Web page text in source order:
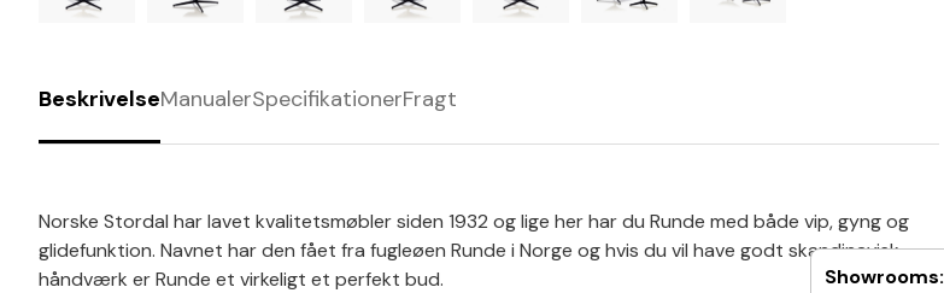
BeskrivelseManualerSpecifikationerFragt
Norske Stordal har lavet kvalitetsmøbler siden 1932 og lige her har du Runde med både vip, gyng og
glidefunktion. Navnet har den fået fra fugleøen Runde i Norge og hvis du vil have godt skandinavisk
håndværk er Runde et virkeligt et perfekt bud.
Showrooms: